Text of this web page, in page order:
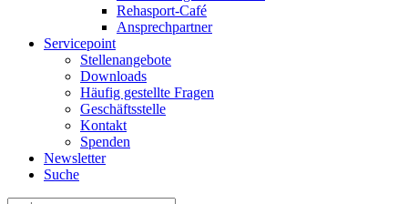
Rehasport-Café
Ansprechpartner
Servicepoint
Stellenangebote
Downloads
Häufig gestellte Fragen
Geschäftsstelle
Kontakt
Spenden
Newsletter
Suche